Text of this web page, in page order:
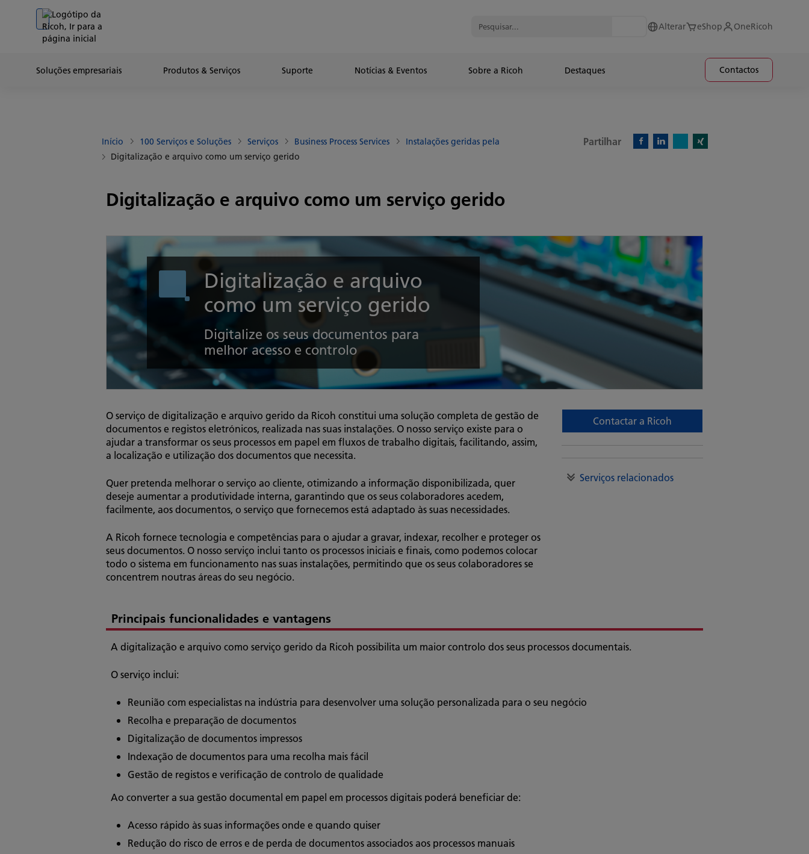
Go to banner
Go to content
Go to footer
Alterar eShop OneRicoh
Soluções empresariais Produtos & Serviços Suporte Notícias & Eventos Sobre a Ricoh Destaques Contactos
Início 100 Serviços e Soluções Serviços Business Process Services
Instalações geridas pela
Digitalização e arquivo como um serviço gerido
Partilhar
Digitalização e arquivo como um serviço gerido
Digitalização e arquivo
como um serviço gerido
Digitalize os seus documentos para
melhor acesso e controlo
O serviço de digitalização e arquivo gerido da Ricoh constitui uma solução completa de gestão de
documentos e registos eletrónicos, realizada nas suas instalações. O nosso serviço existe para o
ajudar a transformar os seus processos em papel em fluxos de trabalho digitais, facilitando, assim,
a localização e utilização dos documentos que necessita.
Quer pretenda melhorar o serviço ao cliente, otimizando a informação disponibilizada, quer
deseje aumentar a produtividade interna, garantindo que os seus colaboradores acedem,
facilmente, aos documentos, o serviço que fornecemos está adaptado às suas necessidades.
A Ricoh fornece tecnologia e competências para o ajudar a gravar, indexar, recolher e proteger os
seus documentos. O nosso serviço inclui tanto os processos iniciais e finais, como podemos colocar
todo o sistema em funcionamento nas suas instalações, permitindo que os seus colaboradores se
concentrem noutras áreas do seu negócio.
Contactar a Ricoh
Serviços relacionados
Principais funcionalidades e vantagens
A digitalização e arquivo como serviço gerido da Ricoh possibilita um maior controlo dos seus processos documentais.
O serviço inclui:
Reunião com especialistas na indústria para desenvolver uma solução personalizada para o seu negócio
Recolha e preparação de documentos
Digitalização de documentos impressos
Indexação de documentos para uma recolha mais fácil
Gestão de registos e verificação de controlo de qualidade
Ao converter a sua gestão documental em papel em processos digitais poderá beneficiar de:
Acesso rápido às suas informações onde e quando quiser
Redução do risco de erros e de perda de documentos associados aos processos manuais